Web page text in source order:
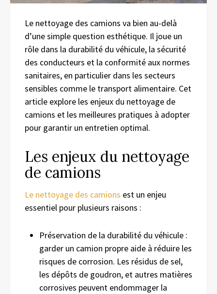
Le nettoyage des camions va bien au-delà
d’une simple question esthétique. Il joue un
rôle dans la durabilité du véhicule, la sécurité
des conducteurs et la conformité aux normes
sanitaires, en particulier dans les secteurs
sensibles comme le transport alimentaire. Cet
article explore les enjeux du nettoyage de
camions et les meilleures pratiques à adopter
pour garantir un entretien optimal.
Les enjeux du nettoyage
de camions
Le nettoyage des camions est un enjeu
essentiel pour plusieurs raisons :
Préservation de la durabilité du véhicule :
garder un camion propre aide à réduire les
risques de corrosion. Les résidus de sel,
les dépôts de goudron, et autres matières
corrosives peuvent endommager la